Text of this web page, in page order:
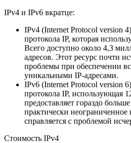
IPv4 и IPv6 вкратце:
IPv4 (Internet Protocol version
протокола IP, которая
Всего доступно около 4,3
адресов. Этот ресурс почти
проблемы при обеспечении
уникальными IP-адресами.
IPv6 (Internet Protocol version
протокола IP, использующая
предоставляет гораздо
практически неограниченное
справляется с проблемой
Стоимость IPv4